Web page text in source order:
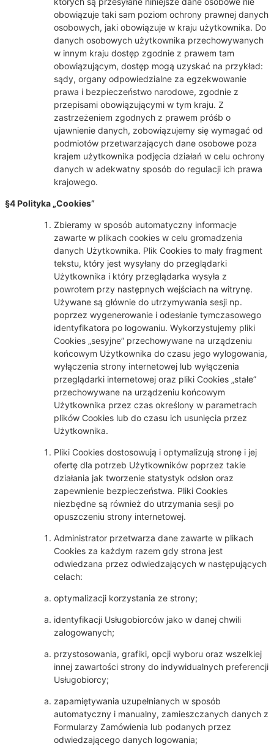
obowiązuje taki sam poziom ochrony prawnej danych
osobowych, jaki obowiązuje w kraju użytkownika. Do
danych osobowych użytkownika przechowywanych
w innym kraju dostęp zgodnie z prawem tam
obowiązującym, dostęp mogą uzyskać na przykład:
sądy, organy odpowiedzialne za egzekwowanie
prawa i bezpieczeństwo narodowe, zgodnie z
przepisami obowiązującymi w tym kraju. Z
zastrzeżeniem zgodnych z prawem próśb o
ujawnienie danych, zobowiązujemy się wymagać od
podmiotów przetwarzających dane osobowe poza
krajem użytkownika podjęcia działań w celu ochrony
danych w adekwatny sposób do regulacji ich prawa
krajowego.
§4 Polityka „Cookies”
Zbieramy w sposób automatyczny informacje
zawarte w plikach cookies w celu gromadzenia
danych Użytkownika. Plik Cookies to mały fragment
tekstu, który jest wysyłany do przeglądarki
Użytkownika i który przeglądarka wysyła z
powrotem przy następnych wejściach na witrynę.
Używane są głównie do utrzymywania sesji np.
poprzez wygenerowanie i odesłanie tymczasowego
identyfikatora po logowaniu. Wykorzystujemy pliki
Cookies „sesyjne” przechowywane na urządzeniu
końcowym Użytkownika do czasu jego wylogowania,
wyłączenia strony internetowej lub wyłączenia
przeglądarki internetowej oraz pliki Cookies „stałe”
przechowywane na urządzeniu końcowym
Użytkownika przez czas określony w parametrach
plików Cookies lub do czasu ich usunięcia przez
Użytkownika.
Pliki Cookies dostosowują i optymalizują stronę i jej
ofertę dla potrzeb Użytkowników poprzez takie
działania jak tworzenie statystyk odsłon oraz
zapewnienie bezpieczeństwa. Pliki Cookies
niezbędne są również do utrzymania sesji po
opuszczeniu strony internetowej.
Administrator przetwarza dane zawarte w plikach
Cookies za każdym razem gdy strona jest
odwiedzana przez odwiedzających w następujących
celach:
optymalizacji korzystania ze strony;
identyfikacji Usługobiorców jako w danej chwili
zalogowanych;
przystosowania, grafiki, opcji wyboru oraz wszelkiej
innej zawartości strony do indywidualnych preferencji
Usługobiorcy;
zapamiętywania uzupełnianych w sposób
automatyczny i manualny, zamieszczanych danych z
Formularzy Zamówienia lub podanych przez
odwiedzającego danych logowania;